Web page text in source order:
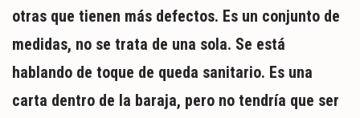
ESPECTÁCULOS
REGIONALES
SOCIEDAD
SALUD
otras que tienen más defectos. Es un conjunto de
medidas, no se trata de una sola. Se está
hablando de toque de queda sanitario. Es una
carta dentro de la baraja, pero no tendría que ser